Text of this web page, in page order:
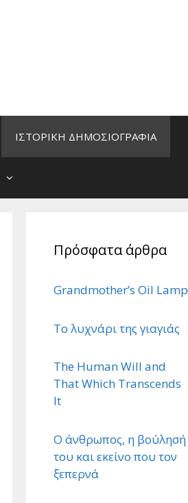
ΙΣΤΟΡΙΚΗ ΔΗΜΟΣΙΟΓΡΑΦΙΑ
Πρόσφατα άρθρα
Grandmother’s Oil Lamp
Το λυχνάρι της γιαγιάς
The Human Will and
That Which Transcends
It
Ο άνθρωπος, η βούλησή
του και εκείνο που τον
ξεπερνά